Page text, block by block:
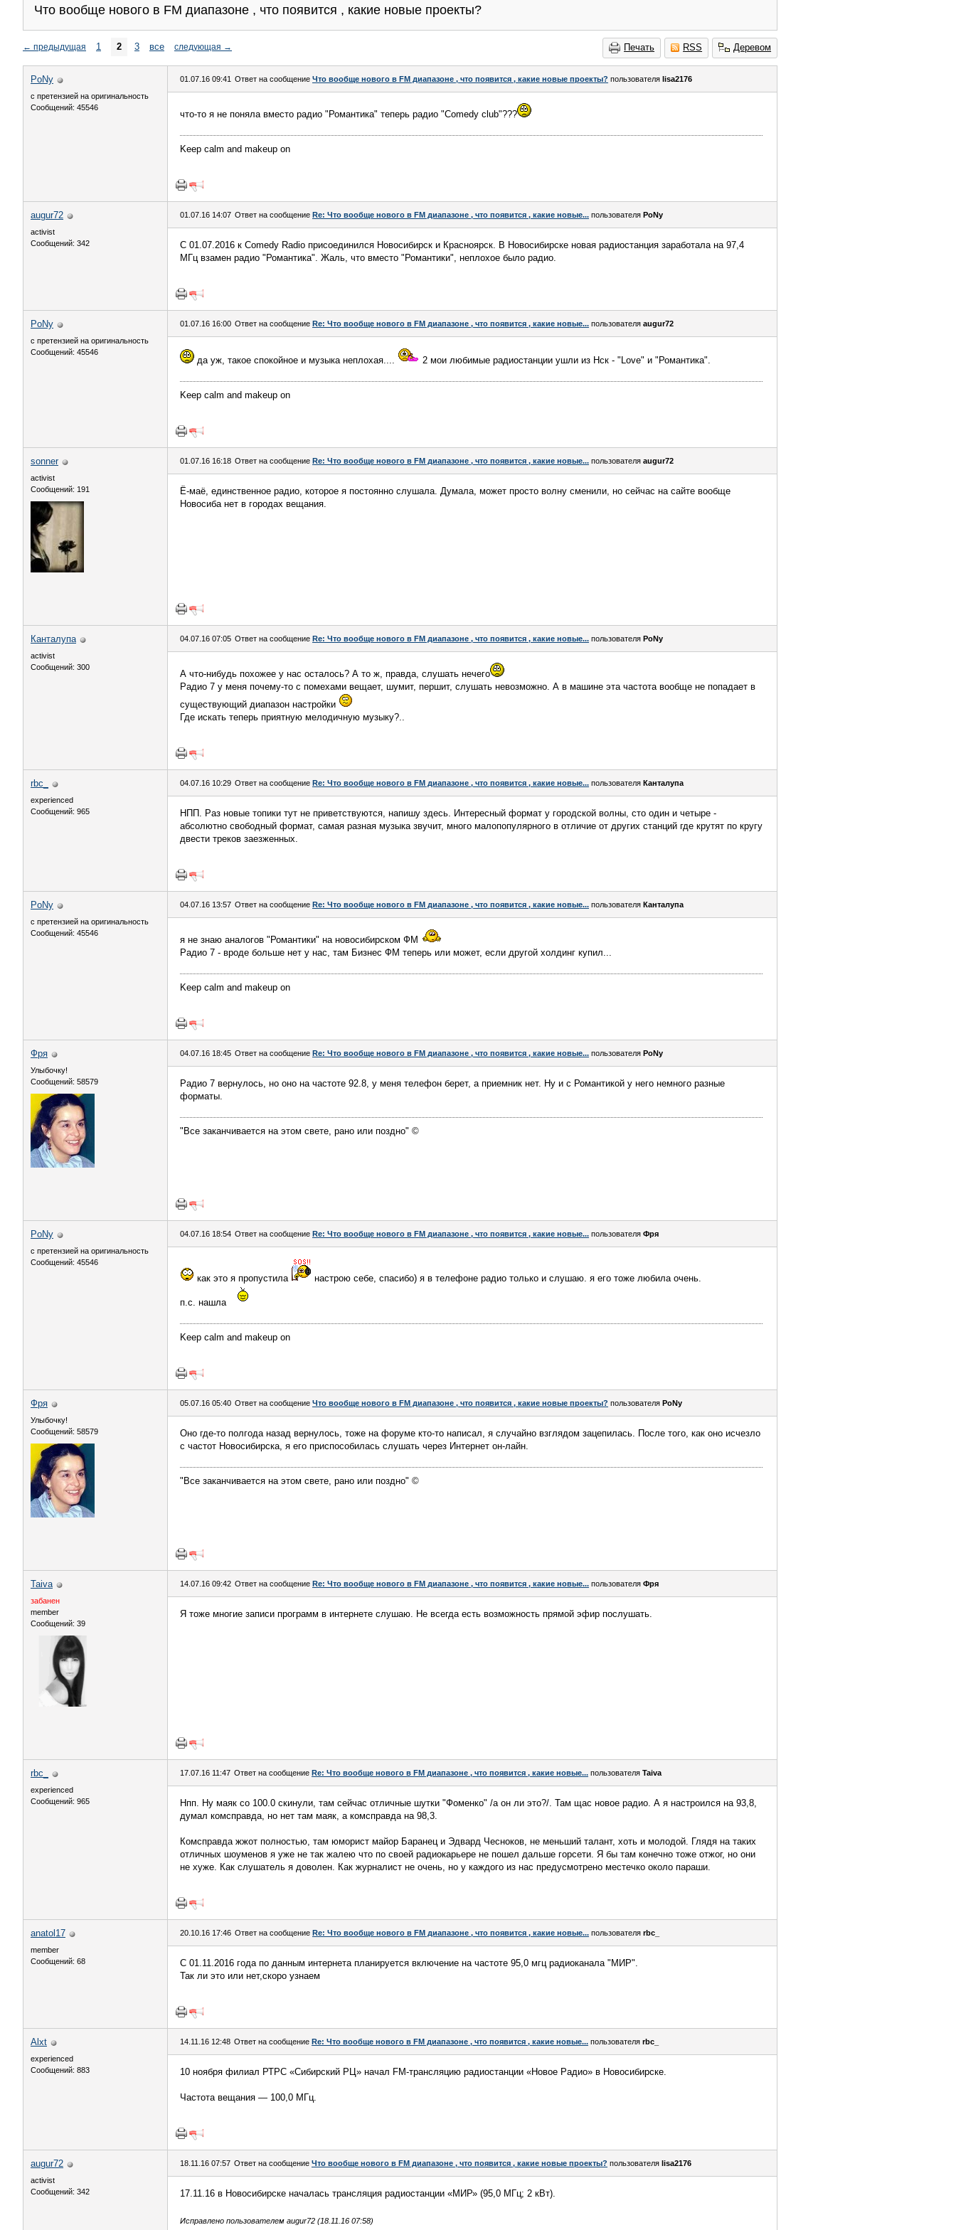
Что вообще нового в FM диапазоне , что появится , какие новые проекты?
Печать RSS Деревом
← предыдущая 1 2 3 все следующая →
PoNy
с претензией на оригинальность
Сообщений: 45546
01.07.16 09:41 Ответ на сообщение Что вообще нового в FM диапазоне , что появится , какие новые проекты? пользователя lisa2176
что-то я не поняла вместо радио "Романтика" теперь радио "Comedy club"???
Keep calm and makeup on
augur72
activist
Сообщений: 342
01.07.16 14:07 Ответ на сообщение Re: Что вообще нового в FM диапазоне , что появится , какие новые... пользователя PoNy
С 01.07.2016 к Comedy Radio присоединился Новосибирск и Красноярск. В Новосибирске новая радиостанция заработала на 97,4
МГц взамен радио "Романтика". Жаль, что вместо "Романтики", неплохое было радио.
PoNy
с претензией на оригинальность
Сообщений: 45546
01.07.16 16:00 Ответ на сообщение Re: Что вообще нового в FM диапазоне , что появится , какие новые... пользователя augur72
да уж, такое спокойное и музыка неплохая.... 2 мои любимые радиостанции ушли из Нск - "Love" и "Романтика".
Keep calm and makeup on
sonner
activist
Сообщений: 191
01.07.16 16:18 Ответ на сообщение Re: Что вообще нового в FM диапазоне , что появится , какие новые... пользователя augur72
Ё-маё, единственное радио, которое я постоянно слушала. Думала, может просто волну сменили, но сейчас на сайте вообще
Новосиба нет в городах вещания.
Канталупа
activist
Сообщений: 300
04.07.16 07:05 Ответ на сообщение Re: Что вообще нового в FM диапазоне , что появится , какие новые... пользователя PoNy
А что-нибудь похожее у нас осталось? А то ж, правда, слушать нечего
Радио 7 у меня почему-то с помехами вещает, шумит, першит, слушать невозможно. А в машине эта частота вообще не попадает в
существующий диапазон настройки
Где искать теперь приятную мелодичную музыку?..
rbc_
experienced
Сообщений: 965
04.07.16 10:29 Ответ на сообщение Re: Что вообще нового в FM диапазоне , что появится , какие новые... пользователя Канталупа
НПП. Раз новые топики тут не приветствуются, напишу здесь. Интересный формат у городской волны, сто один и четыре -
абсолютно свободный формат, самая разная музыка звучит, много малопопулярного в отличие от других станций где крутят по кругу
двести треков заезженных.
PoNy
с претензией на оригинальность
Сообщений: 45546
04.07.16 13:57 Ответ на сообщение Re: Что вообще нового в FM диапазоне , что появится , какие новые... пользователя Канталупа
я не знаю аналогов "Романтики" на новосибирском ФМ
Радио 7 - вроде больше нет у нас, там Бизнес ФМ теперь или может, если другой холдинг купил...
Keep calm and makeup on
Фря
Улыбочку!
Сообщений: 58579
04.07.16 18:45 Ответ на сообщение Re: Что вообще нового в FM диапазоне , что появится , какие новые... пользователя PoNy
Радио 7 вернулось, но оно на частоте 92.8, у меня телефон берет, а приемник нет. Ну и с Романтикой у него немного разные
форматы.
"Все заканчивается на этом свете, рано или поздно" ©
PoNy
с претензией на оригинальность
Сообщений: 45546
04.07.16 18:54 Ответ на сообщение Re: Что вообще нового в FM диапазоне , что появится , какие новые... пользователя Фря
как это я пропустила настрою себе, спасибо) я в телефоне радио только и слушаю. я его тоже любила очень.
п.с. нашла
Keep calm and makeup on
Фря
Улыбочку!
Сообщений: 58579
05.07.16 05:40 Ответ на сообщение Что вообще нового в FM диапазоне , что появится , какие новые проекты? пользователя PoNy
Оно где-то полгода назад вернулось, тоже на форуме кто-то написал, я случайно взглядом зацепилась. После того, как оно исчезло
с частот Новосибирска, я его приспособилась слушать через Интернет он-лайн.
"Все заканчивается на этом свете, рано или поздно" ©
Taiva
забанен
member
Сообщений: 39
14.07.16 09:42 Ответ на сообщение Re: Что вообще нового в FM диапазоне , что появится , какие новые... пользователя Фря
Я тоже многие записи программ в интернете слушаю. Не всегда есть возможность прямой эфир послушать.
rbc_
experienced
Сообщений: 965
17.07.16 11:47 Ответ на сообщение Re: Что вообще нового в FM диапазоне , что появится , какие новые... пользователя Taiva
Нпп. Ну маяк со 100.0 скинули, там сейчас отличные шутки "Фоменко" /а он ли это?/. Там щас новое радио. А я настроился на 93,8,
думал комсправда, но нет там маяк, а комсправда на 98,3.
Комсправда жжот полностью, там юморист майор Баранец и Эдвард Чесноков, не меньший талант, хоть и молодой. Глядя на таких
отличных шоуменов я уже не так жалею что по своей радиокарьере не пошел дальше горсети. Я бы там конечно тоже отжог, но они
не хуже. Как слушатель я доволен. Как журналист не очень, но у каждого из нас предусмотрено местечко около параши.
anatol17
member
Сообщений: 68
20.10.16 17:46 Ответ на сообщение Re: Что вообще нового в FM диапазоне , что появится , какие новые... пользователя rbc_
C 01.11.2016 года по данным интернета планируется включение на частоте 95,0 мгц радиоканала "МИР".
Так ли это или нет,скоро узнаем
Alxt
experienced
Сообщений: 883
14.11.16 12:48 Ответ на сообщение Re: Что вообще нового в FM диапазоне , что появится , какие новые... пользователя rbc_
10 ноября филиал РТРС «Сибирский РЦ» начал FM-трансляцию радиостанции «Новое Радио» в Новосибирске.
Частота вещания — 100,0 МГц.
augur72
activist
Сообщений: 342
18.11.16 07:57 Ответ на сообщение Что вообще нового в FM диапазоне , что появится , какие новые проекты? пользователя lisa2176
17.11.16 в Новосибирске началась трансляция радиостанции «МИР» (95,0 МГц; 2 кВт).
Исправлено пользователем augur72 (18.11.16 07:58)